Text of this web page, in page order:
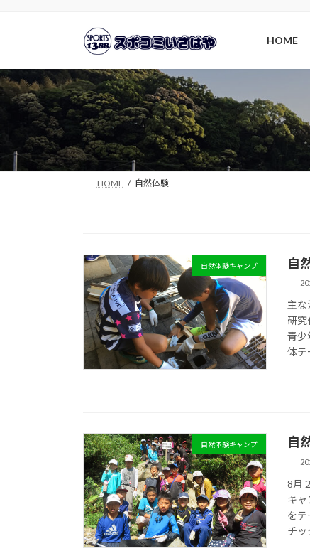
ツ
へ
シ
ョ
HOME
HOME 自然体験
自然体験キャンプ 自
主な
研究
青少
体テ
自然体験キャンプ 自
8月
キ
を
チ